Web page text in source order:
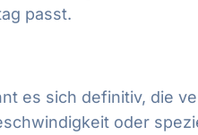
passt.
es sich definitiv, die
oder